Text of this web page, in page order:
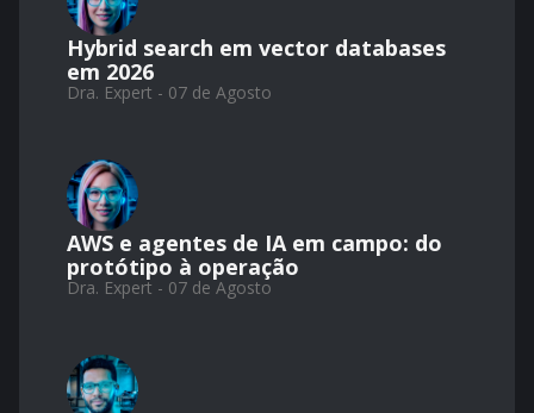
Hybrid search em vector databases
em 2026
Dra. Expert - 07 de Agosto
AWS e agentes de IA em campo: do
protótipo à operação
Dra. Expert - 07 de Agosto